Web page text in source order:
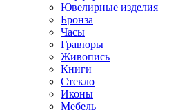
Ювелирные изделия
Бронза
Часы
Гравюры
Живопись
Книги
Стекло
Иконы
Мебель